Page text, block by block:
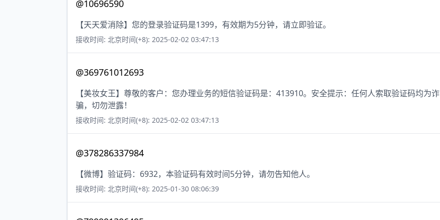
@10696590
【天天爱消除】您的登录验证码是1399，有效期为5分钟，请立即验证。
接收时间: 北京时间(+8): 2025-02-02 03:47:13
@369761012693
【美妆女王】尊敬的客户：您办理业务的短信验证码是：413910。安全提示：任何人索取验证码均为诈
骗，切勿泄露！
接收时间: 北京时间(+8): 2025-02-02 03:47:13
@378286337984
【微博】验证码：6932，本验证码有效时间5分钟，请勿告知他人。
接收时间: 北京时间(+8): 2025-01-30 08:06:39